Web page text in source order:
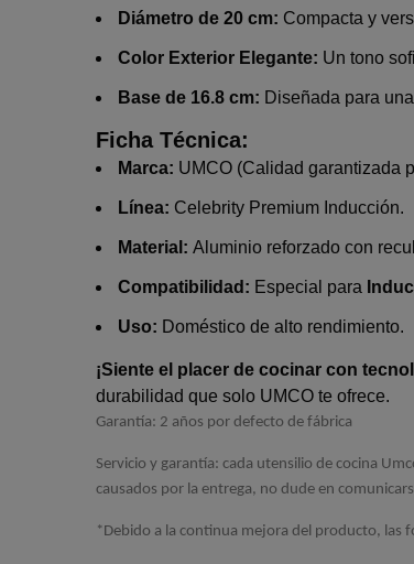
Diámetro de 20 cm: Compacta y
Color Exterior Elegante: Un tono
Base de 16.8 cm: Diseñada para
Ficha Técnica:
Marca: UMCO (Calidad garantizada
Línea: Celebrity Premium Inducción.
Material: Aluminio reforzado con
Compatibilidad: Especial para
Uso: Doméstico de alto rendimiento.
¡Siente el placer de cocinar con
durabilidad que solo UMCO te ofrece.
Garantía: 2 años por defecto de fábrica
Servicio y garantía: cada utensilio de cocina
causados por la entrega, no dude en
*Debido a la continua mejora del producto,